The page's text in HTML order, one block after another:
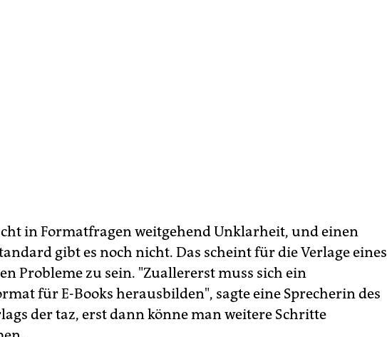
in Formatfragen weitgehend Unklarheit, und einen
gibt es noch nicht. Das scheint für die Verlage eines
Probleme zu sein. "Zuallererst muss sich ein
für E-Books herausbilden", sagte eine Sprecherin des
der taz, erst dann könne man weitere Schritte